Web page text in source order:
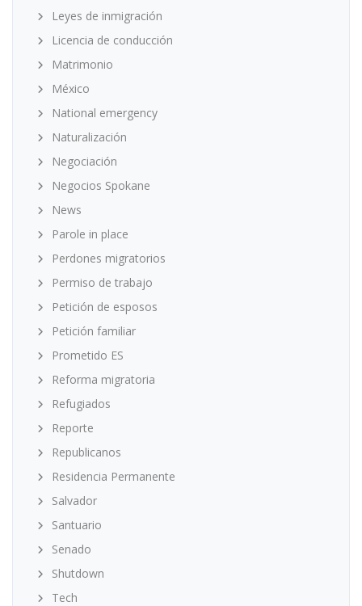
Leyes de inmigración
Licencia de conducción
Matrimonio
México
National emergency
Naturalización
Negociación
Negocios Spokane
News
Parole in place
Perdones migratorios
Permiso de trabajo
Petición de esposos
Petición familiar
Prometido ES
Reforma migratoria
Refugiados
Reporte
Republicanos
Residencia Permanente
Salvador
Santuario
Senado
Shutdown
Tech